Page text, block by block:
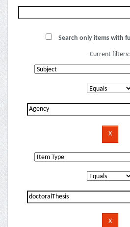
Search only items with
Current filters: